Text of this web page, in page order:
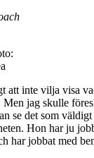
att inte vilja visa
jag skulle
se det som
Hon har ju
har jobbat med